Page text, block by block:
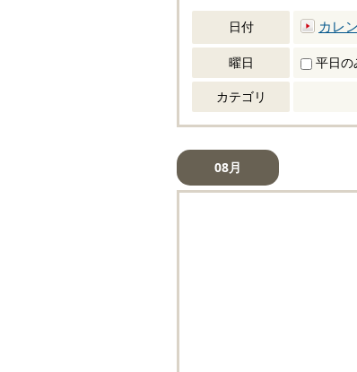
日付 カレ
曜日 平日の
カテゴリ
08月